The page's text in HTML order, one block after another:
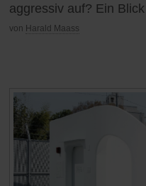
aggressiv auf? Ein
von Harald Maass